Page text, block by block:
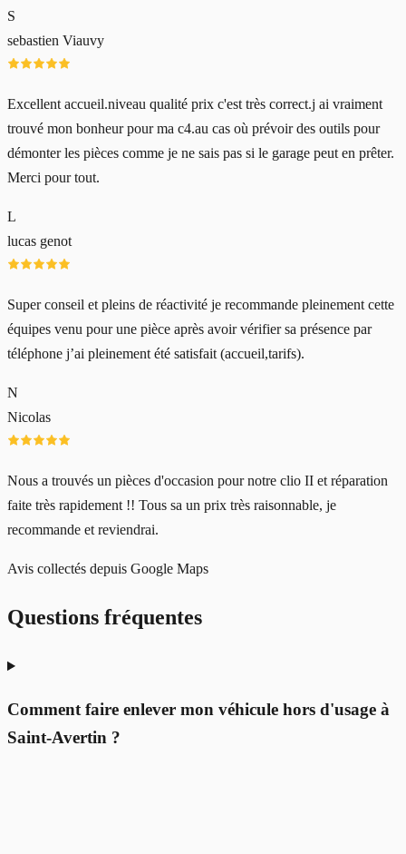
S
sebastien Viauvy
Excellent accueil.niveau qualité prix c'est très correct.j ai vraiment
trouvé mon bonheur pour ma c4.au cas où prévoir des outils pour
démonter les pièces comme je ne sais pas si le garage peut en prêter.
Merci pour tout.
L
lucas genot
Super conseil et pleins de réactivité je recommande pleinement cette
équipes venu pour une pièce après avoir vérifier sa présence par
téléphone j’ai pleinement été satisfait (accueil,tarifs).
N
Nicolas
Nous a trouvés un pièces d'occasion pour notre clio II et réparation
faite très rapidement !! Tous sa un prix très raisonnable, je
recommande et reviendrai.
Avis collectés depuis Google Maps
Questions fréquentes
Comment faire enlever mon véhicule hors d'usage à
Saint-Avertin ?